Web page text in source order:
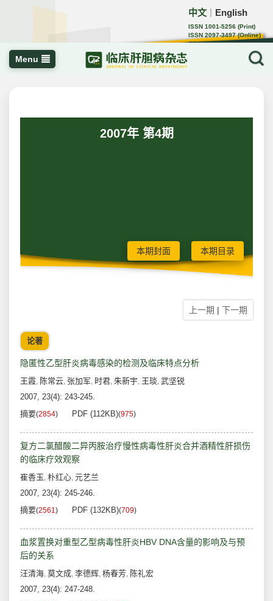
中文 English
ISSN 1001-5256 (Print)
ISSN 2097-3497 (Online)
CN 22-1108/R
Menu
2007年 第4期
本期封面 本期目录
上一期 | 下一期
论著
隐匿性乙型肝炎病毒感染的检测及临床特点分析
王霞, 陈常云, 张加军, 时君, 朱新宇, 王琰, 武坚锐
2007, 23(4): 243-245.
摘要(2854) PDF (112KB)(975)
复方二氯醋酸二异丙胺治疗慢性病毒性肝炎合并酒精性肝损伤
的临床疗效观察
崔香玉, 朴红心, 元艺兰
2007, 23(4): 245-246.
摘要(2561) PDF (132KB)(709)
血浆置换对重型乙型病毒性肝炎HBV DNA含量的影响及与预
后的关系
汪清海, 莫文成, 李德辉, 杨春芳, 陈礼宏
2007, 23(4): 247-248.